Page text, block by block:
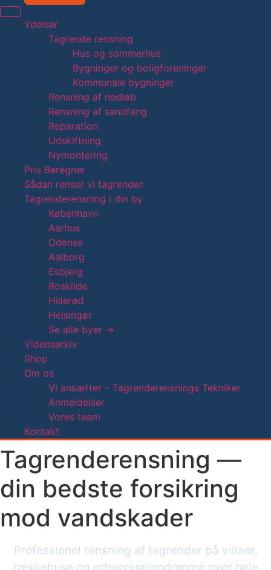
Ydelser
Tagrende rensning
Hus og sommerhus
Bygninger og boligforeninger
Kommunale bygninger
Rensning af nedløb
Rensning af sandfang
Reparation
Udskiftning
Nymontering
Pris Beregner
Sådan renser vi tagrender
Tagrenderensning i din by
København
Aarhus
Odense
Aalborg
Esbjerg
Roskilde
Hillerød
Helsingør
Se alle byer →
Vidensarkiv
Shop
Om os
Vi ansætter – Tagrenderensnings Tekniker
Anmeldelser
Vores team
Kontakt
Tagrenderensning —
din bedste forsikring
mod vandskader
Professionel rensning af tagrender på villaer,